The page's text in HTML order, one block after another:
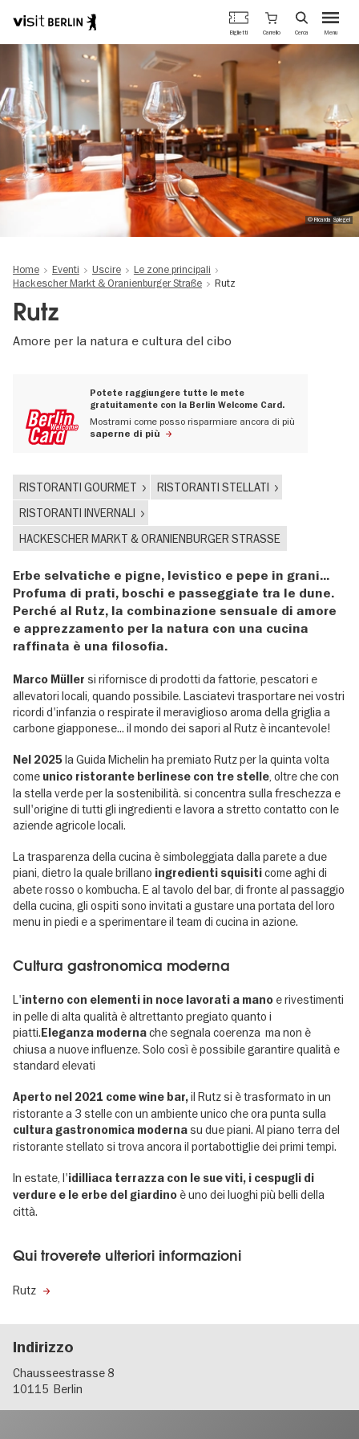
contenuto
principale
Portale
ufficiale
del
turismo
di
Berlino
Menu
Biglietti Carrello Cerca
© Ricarda Spiegel
Home Eventi Uscire
Le zone principali
Hackescher Markt & Oranienburger Straße
Rutz
Rutz
Amore per la natura e cultura del cibo
Potete raggiungere tutte le mete
gratuitamente con la Berlin Welcome Card.
Mostrami come posso risparmiare ancora di più
saperne di più
RISTORANTI GOURMET
RISTORANTI STELLATI
RISTORANTI INVERNALI
HACKESCHER MARKT & ORANIENBURGER STRASSE
Erbe selvatiche e pigne, levistico e pepe in grani...
Profuma di prati, boschi e passeggiate tra le dune.
Perché al Rutz, la combinazione sensuale di amore
e apprezzamento per la natura con una cucina
raffinata è una filosofia.
Marco Müller si rifornisce di prodotti da fattorie, pescatori e
allevatori locali, quando possibile. Lasciatevi trasportare nei vostri
ricordi d'infanzia o respirate il meraviglioso aroma della griglia a
carbone giapponese... il mondo dei sapori al Rutz è incantevole!
Nel 2025la Guida Michelin ha premiato Rutz per la quinta volta
come unico ristorante berlinese con tre stelle, oltre che con
la stella verde per la sostenibilità. si concentra sulla freschezza e
sull'origine di tutti gli ingredienti e lavora a stretto contatto con le
aziende agricole locali.
La trasparenza della cucina è simboleggiata dalla parete a due
piani, dietro la quale brillano ingredienti squisiticome aghi di
abete rosso o kombucha. E al tavolo del bar, di fronte al passaggio
della cucina, gli ospiti sono invitati a gustare una portata del loro
menu in piedi e a sperimentare il team di cucina in azione.
Cultura gastronomica moderna
L'interno con elementi in noce lavorati a mano e rivestimenti
in pelle di alta qualità è altrettanto pregiato quanto i
piatti. Eleganza modernache segnala coerenza ma non è
chiusa a nuove influenze. Solo così è possibile garantire qualità e
standard elevati
Aperto nel 2021 come wine bar,il Rutz si è trasformato in un
ristorante a 3 stelle con un ambiente unico che ora punta sulla
cultura gastronomica moderna su due piani. Al piano terra del
ristorante stellato si trova ancora il portabottiglie dei primi tempi.
In estate, l'idilliaca terrazza con le sue viti, i cespugli di
verdure e le erbe del giardino è uno dei luoghi più belli della
città.
Qui troverete ulteriori informazioni
Rutz
Indirizzo
Chausseestrasse 8
10115 Berlin